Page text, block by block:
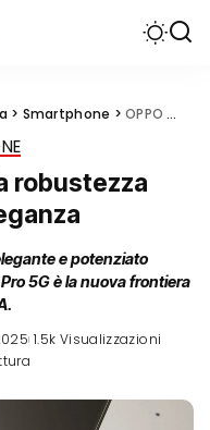
> Smartphone >OPPO A5 Pro 5G: la robustezza incontra l’eleganza
robustezza
e potenziato
5G è la nuova frontiera
1.5k Visualizzazioni